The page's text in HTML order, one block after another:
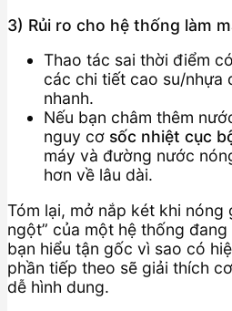
3) Rủi ro cho hệ thống làm
Thao tác sai thời điểm
các chi tiết cao su/nhựa
nhanh.
Nếu bạn châm thêm
nguy cơ sốc nhiệt cục
máy và đường nước
hơn về lâu dài.
Tóm lại, mở nắp két khi nóng
ngột” của một hệ thống
bạn hiểu tận gốc vì sao có
phần tiếp theo sẽ giải thích
dễ hình dung.